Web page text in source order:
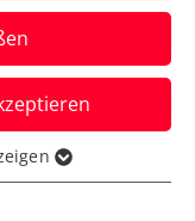
beim ATP-
Start.
16.07.2024